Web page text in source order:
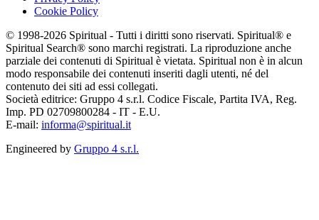
Cookie Policy
© 1998-2026 Spiritual - Tutti i diritti sono riservati. Spiritual® e
Spiritual Search® sono marchi registrati. La riproduzione anche
parziale dei contenuti di Spiritual è vietata. Spiritual non è in alcun
modo responsabile dei contenuti inseriti dagli utenti, né del
contenuto dei siti ad essi collegati.
Società editrice: Gruppo 4 s.r.l. Codice Fiscale, Partita IVA, Reg.
Imp. PD 02709800284 - IT - E.U.
E-mail: informa@spiritual.it
Engineered by Gruppo 4 s.r.l.